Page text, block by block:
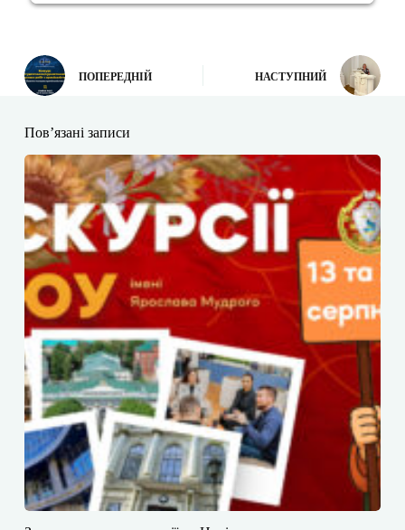
ПОПЕРЕДНІЙ НАСТУПНИЙ
Пов’язані записи